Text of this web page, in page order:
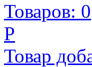
Товаров: 0
Р
Товар